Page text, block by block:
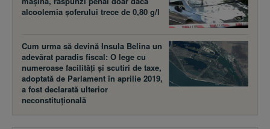
alcoolemia şoferului trece de 0,80 g/l
Cum urma să devină Insula Belina un
adevărat paradis fiscal: O lege cu
numeroase facilităţi şi scutiri de taxe,
adoptată de Parlament în aprilie 2019,
a fost declarată ulterior
neconstituţională